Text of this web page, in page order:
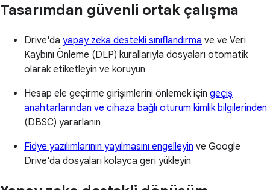
Tasarımdan güvenli ortak çalışma
Drive'da yapay zeka destekli sınıflandırma ve ve Veri
Kaybını Önleme (DLP) kurallarıyla dosyaları otomatik
olarak etiketleyin ve koruyun
Hesap ele geçirme girişimlerini önlemek için geçiş
anahtarlarından ve cihaza bağlı oturum kimlik bilgilerinden
(DBSC) yararlanın
Fidye yazılımlarının yayılmasını engelleyin ve Google
Drive'da dosyaları kolayca geri yükleyin